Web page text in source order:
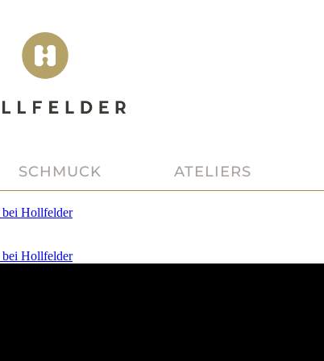
SCHMUCK ATELIERS
bei Hollfelder
bei Hollfelder